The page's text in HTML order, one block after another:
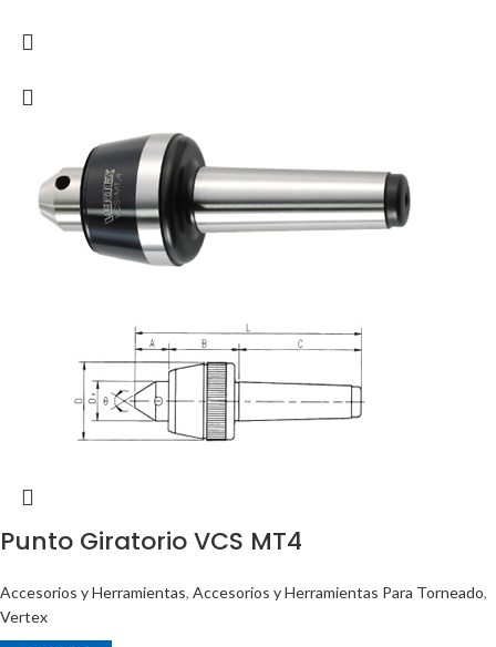
Punto Giratorio VCS MT4
Accesorios y Herramientas, Accesorios y Herramientas Para Torneado,
Vertex